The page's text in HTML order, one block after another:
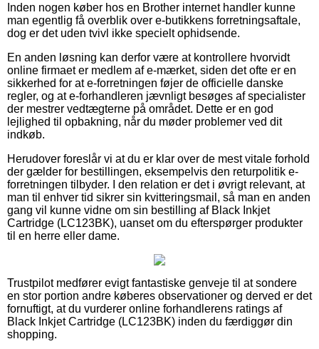
Inden nogen køber hos en Brother internet handler kunne
man egentlig få overblik over e-butikkens forretningsaftale,
dog er det uden tvivl ikke specielt ophidsende.
En anden løsning kan derfor være at kontrollere hvorvidt
online firmaet er medlem af e-mærket, siden det ofte er en
sikkerhed for at e-forretningen føjer de officielle danske
regler, og at e-forhandleren jævnligt besøges af specialister
der mestrer vedtægterne på området. Dette er en god
lejlighed til opbakning, når du møder problemer ved dit
indkøb.
Herudover foreslår vi at du er klar over de mest vitale forhold
der gælder for bestillingen, eksempelvis den returpolitik e-
forretningen tilbyder. I den relation er det i øvrigt relevant, at
man til enhver tid sikrer sin kvitteringsmail, så man en anden
gang vil kunne vidne om sin bestilling af Black Inkjet
Cartridge (LC123BK), uanset om du efterspørger produkter
til en herre eller dame.
Trustpilot medfører evigt fantastiske genveje til at sondere
en stor portion andre køberes observationer og derved er det
fornuftigt, at du vurderer online forhandlerens ratings af
Black Inkjet Cartridge (LC123BK) inden du færdiggør din
shopping.